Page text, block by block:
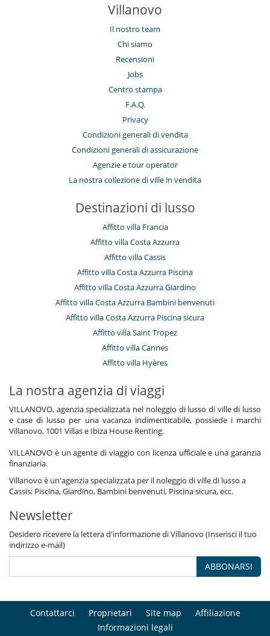
Villanovo
Il nostro team
Chi siamo
Recensioni
Jobs
Centro stampa
F.A.Q.
Privacy
Condizioni generali di vendita
Condizioni generali di assicurazione
Agenzie e tour operator
La nostra collezione di ville in vendita
Destinazioni di lusso
Affitto villa Francia
Affitto villa Costa Azzurra
Affitto villa Cassis
Affitto villa Costa Azzurra Piscina
Affitto villa Costa Azzurra Giardino
Affitto villa Costa Azzurra Bambini benvenuti
Affitto villa Costa Azzurra Piscina sicura
Affitto villa Saint Tropez
Affitto villa Cannes
Affitto villa Hyères
La nostra agenzia di viaggi
VILLANOVO, agenzia specializzata nel noleggio di lusso di ville di lusso
e case di lusso per una vacanza indimenticabile, possiede i marchi
Villanovo, 1001 Villas e Ibiza House Renting.
VILLANOVO è un agente di viaggio con licenza ufficiale e una garanzia
finanziaria.
Villanovo è un'agenzia specializzata per il noleggio di ville di lusso a
Cassis: Piscina, Giardino, Bambini benvenuti, Piscina sicura, ecc.
Newsletter
Desidero ricevere la lettera d'informazione di Villanovo (Inserisci il tuo
indirizzo e-mail)
ABBONARSI
Contattarci Proprietari Site map
Affiliazione
Informazioni legali